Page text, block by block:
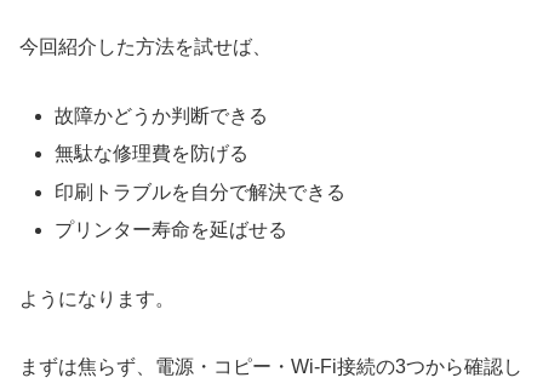
今回紹介した方法を試せば、
故障かどうか判断できる
無駄な修理費を防げる
印刷トラブルを自分で解決できる
プリンター寿命を延ばせる
ようになります。
まずは焦らず、電源・コピー・Wi-Fi接続の3つから確認し